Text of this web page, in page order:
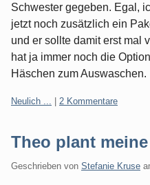
Schwester gegeben. Egal,
jetzt noch zusätzlich ein
und er sollte damit erst mal
hat ja immer noch die
Häschen zum Auswaschen.
Kategorien:
Neulich ... 2 Kommentare
Theo plant
Geschrieben von Stefanie Kruse